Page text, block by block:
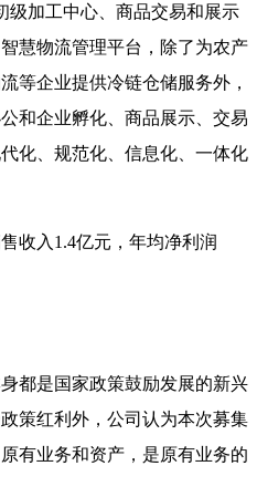
级加工中心、商品交易和展示
慧物流管理平台，除了为农产
等企业提供冷链仓储服务外，
和企业孵化、商品展示、交易
化、规范化、信息化、一体化
收入1.4亿元，年均净利润
都是国家政策鼓励发展的新兴
策红利外，公司认为本次募集
有业务和资产，是原有业务的